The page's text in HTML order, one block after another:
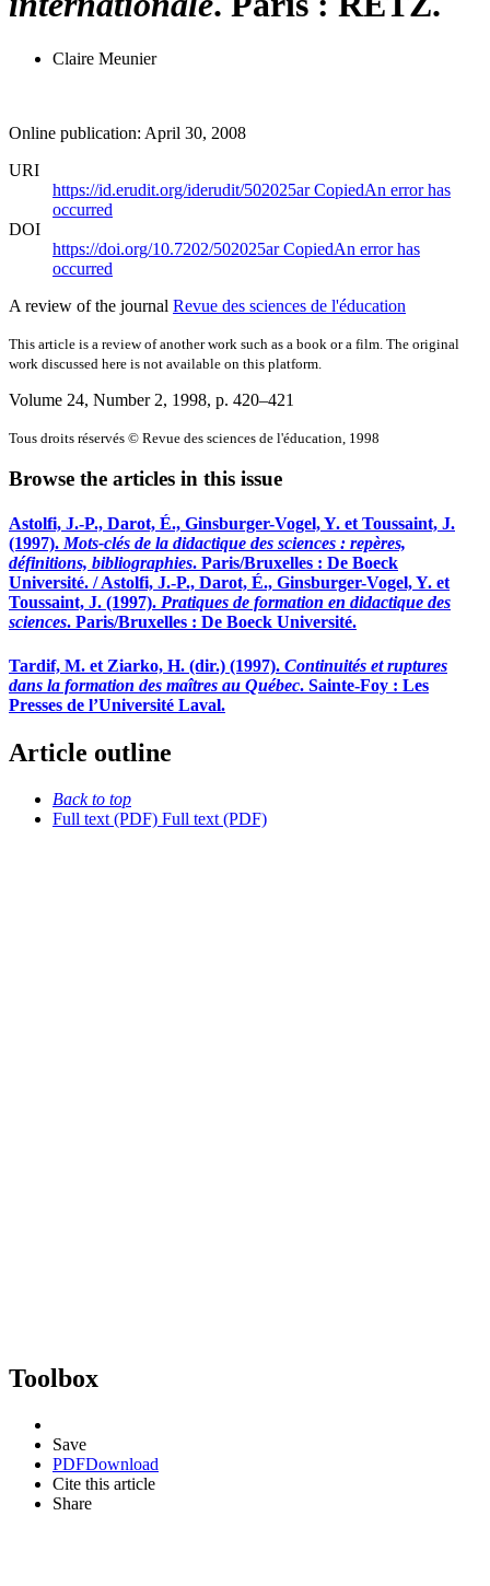
Claire Meunier
Online publication: April 30, 2008
URI
https://id.erudit.org/iderudit/502025arCopiedAn error has
occurred
DOI
https://doi.org/10.7202/502025arCopiedAn error has
occurred
A review of the journal Revue des sciences de l'éducation
This article is a review of another work such as a book or a film. The original
work discussed here is not available on this platform.
Volume 24, Number 2, 1998, p. 420–421
Tous droits réservés © Revue des sciences de l'éducation, 1998
Browse the articles in this issue
Astolfi, J.-P., Darot, É., Ginsburger-Vogel, Y. et Toussaint, J.
(1997).Mots-clés de la didactique des sciences : repères,
définitions, bibliographies. Paris/Bruxelles : De Boeck
Université. / Astolfi, J.-P., Darot, É., Ginsburger-Vogel, Y. et
Toussaint, J. (1997). Pratiques de formation en didactique des
sciences. Paris/Bruxelles : De Boeck Université.
Tardif, M. et Ziarko, H. (dir.) (1997). Continuités et ruptures
dans la formation des maîtres au Québec. Sainte-Foy : Les
Presses de l’Université Laval.
Article outline
Back to top
Full text (PDF) Full text (PDF)
Toolbox
Save
PDFDownload
Cite this article
Share